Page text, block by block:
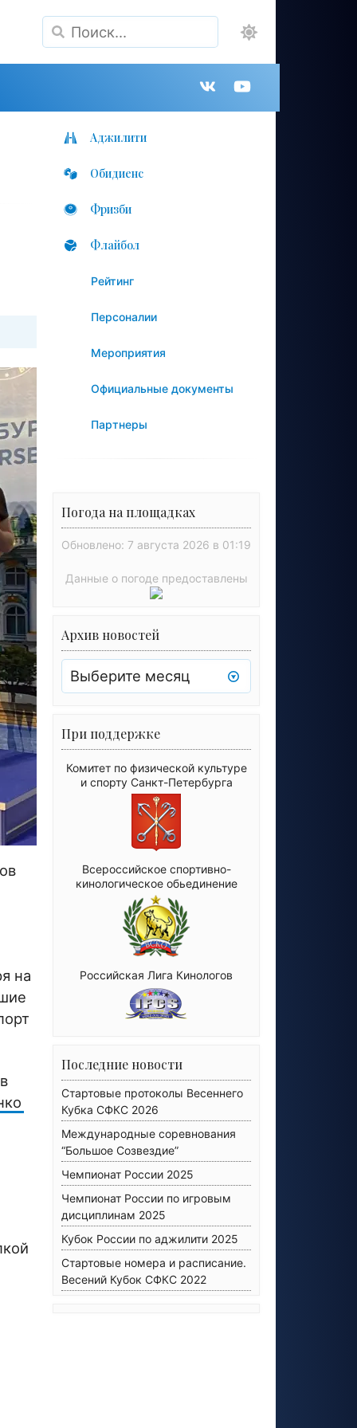
Поиск
Группа
на
Аджилити
Обидиенс
Фризби
Флайбол
Рейтинг
Персоналии
Мероприятия
Официальные документы
Партнеры
Погода на площадках
Обновлено: 7 августа 2026 в 01:19
Данные о погоде предоставлены
Архив новостей
Архив
новостей
При поддержке
Комитет по физической культуре
и спорту Санкт-Петербурга
Всероссийское спортивно-
кинологическое обьединение
Российская Лига Кинологов
Последние новости
Стартовые протоколы Весеннего
Кубка СФКС 2026
Международные соревнования
“Большое Созвездие”
Чемпионат России 2025
Чемпионат России по игровым
дисциплинам 2025
Кубок России по аджилити 2025
Стартовые номера и расписание.
Весений Кубок СФКС 2022